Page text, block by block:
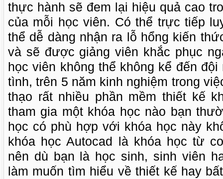
thực hành sẽ đem lại hiệu quả cao
của mỗi học viên. Có thể trực tiếp
thể dễ dàng nhận ra lỗ hổng kiến
và sẽ được giảng viên khắc phục
học viên không thể không kể đến
tình, trên 5 năm kinh nghiệm trong
thạo rất nhiều phần mềm thiết kế
tham gia một khóa học nào bạn
học có phù hợp với khóa học này
khóa học Autocad là khóa học từ
nên dù bạn là học sinh, sinh viên
làm muốn tìm hiểu về thiết kế hay